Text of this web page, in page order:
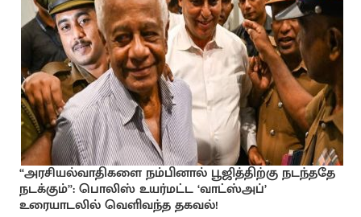
“அரசியல்வாதிகளை நம்பினால் பூஜித்திற்கு நடந்ததே
நடக்கும்”: பொலிஸ் உயர்மட்ட ‘வாட்ஸ்அப்’
உரையாடலில் வெளிவந்த தகவல்!